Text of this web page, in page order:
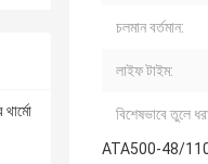
চলমান বর্তমান:
লাইফ টাইম:
বিশেষভাবে তুলে
ATA500-48/